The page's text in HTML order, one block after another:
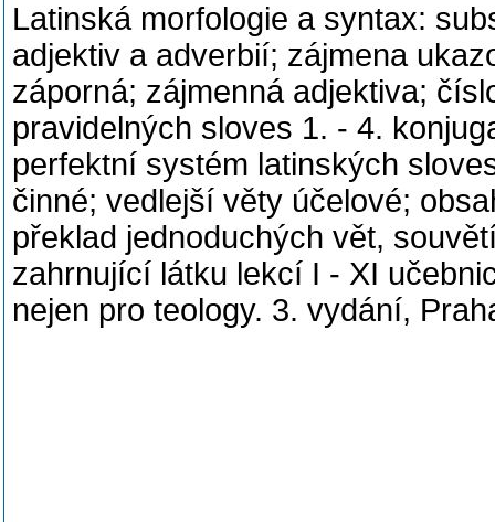
Latinská morfologie a syntax:
adjektiv a adverbií; zájmena
záporná; zájmenná adjektiva;
pravidelných sloves 1. - 4.
perfektní systém latinských
činné; vedlejší věty účelové;
překlad jednoduchých vět,
zahrnující látku lekcí I - XI
nejen pro teology. 3. vydání,